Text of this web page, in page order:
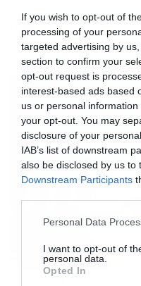
If you wish to opt-out of
processing of your
targeted advertising by
section to confirm your
opt-out request is
interest-based ads based
us or personal
your opt-out. You may
disclosure of your
IAB’s list of downstream
also be disclosed by us to
Downstream Participants
Please note that this
not limited to your visit or
grant or deny consent to
use your data for below
Personal Data
I want to opt-out of
personal data.
Opted In
Μιας και η Ερμιονίδα
αυτή την εβδομάδα, ο
ρεπό στους παίκτες
(25/10),προκειμένου να
της άκρως
Αργολίδας περιμένει
ενεργό δράση, αφού η
αγωνιστική. Πιο